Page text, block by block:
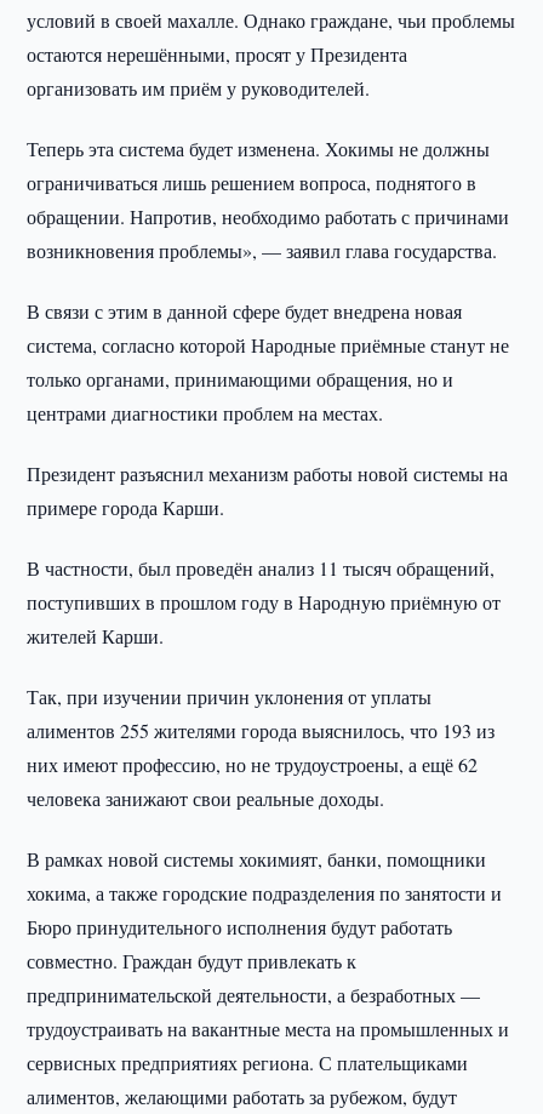
условий в своей махалле. Однако граждане, чьи проблемы
остаются нерешёнными, просят у Президента
организовать им приём у руководителей.
Теперь эта система будет изменена. Хокимы не должны
ограничиваться лишь решением вопроса, поднятого в
обращении. Напротив, необходимо работать с причинами
возникновения проблемы», — заявил глава государства.
В связи с этим в данной сфере будет внедрена новая
система, согласно которой Народные приёмные станут не
только органами, принимающими обращения, но и
центрами диагностики проблем на местах.
Президент разъяснил механизм работы новой системы на
примере города Карши.
В частности, был проведён анализ 11 тысяч обращений,
поступивших в прошлом году в Народную приёмную от
жителей Карши.
Так, при изучении причин уклонения от уплаты
алиментов 255 жителями города выяснилось, что 193 из
них имеют профессию, но не трудоустроены, а ещё 62
человека занижают свои реальные доходы.
В рамках новой системы хокимият, банки, помощники
хокима, а также городские подразделения по занятости и
Бюро принудительного исполнения будут работать
совместно. Граждан будут привлекать к
предпринимательской деятельности, а безработных —
трудоустраивать на вакантные места на промышленных и
сервисных предприятиях региона. С плательщиками
алиментов, желающими работать за рубежом, будут